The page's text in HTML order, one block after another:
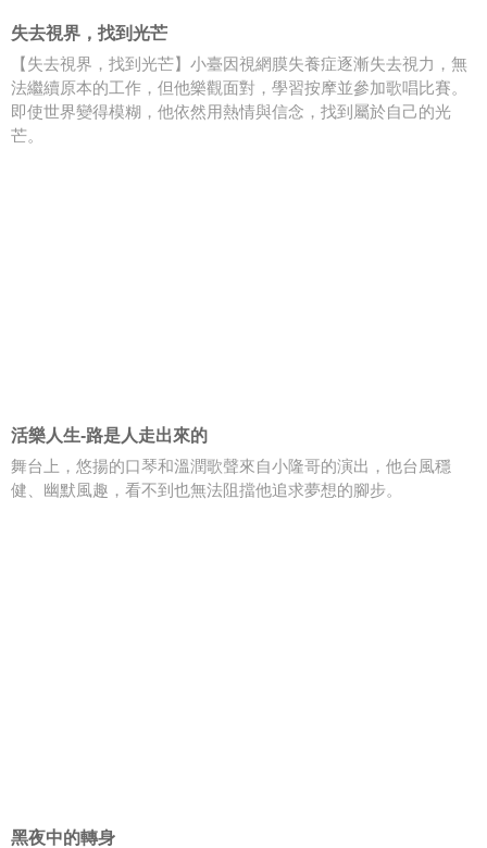
失去視界，找到光芒
【失去視界，找到光芒】小臺因視網膜失養症逐漸失去視力，無
法繼續原本的工作，但他樂觀面對，學習按摩並參加歌唱比賽。
即使世界變得模糊，他依然用熱情與信念，找到屬於自己的光
芒。
活樂人生-路是人走出來的
舞台上，悠揚的口琴和溫潤歌聲來自小隆哥的演出，他台風穩
健、幽默風趣，看不到也無法阻擋他追求夢想的腳步。
黑夜中的轉身